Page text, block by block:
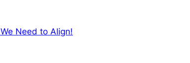
We Need to Align!